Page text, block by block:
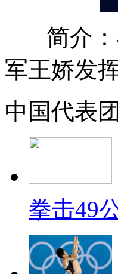
简介
军王娇发
中国代表团
拳击49